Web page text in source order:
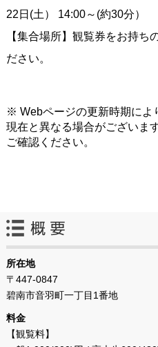
22日(土） 14:00～(約30分）
【集合場所】観覧券をお持ち
ださい。
※ Webページの更新時期によ
現在と異なる場合がございま
ご確認ください。
所在地
〒447-0847
碧南市音羽町一丁目1番地
料金
【観覧料】